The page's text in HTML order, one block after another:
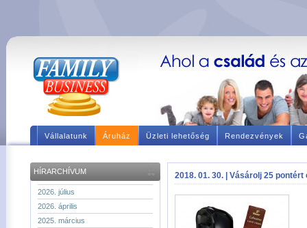
Vállalatunk Áruház Üzleti lehetőség Rendezvények
HÍRARCHÍVUM
2026. július
2026. április
2025. március
2018. 01. 30. | Vásárolj 25